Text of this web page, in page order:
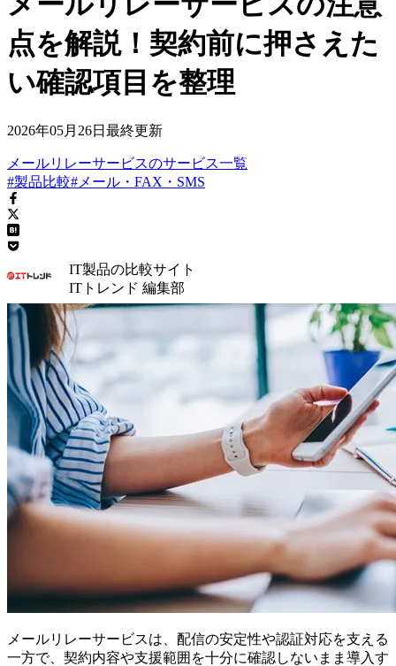
点を解説！契約前に押さえた
い確認項目を整理
2026年05月26日 最終更新
メールリレーサービスのサービス一覧
#製品比較#メール・FAX・SMS
IT製品の比較サイト
ITトレンド 編集部
メールリレーサービスは、配信の安定性や認証対応を支える
一方で、契約内容や支援範囲を十分に確認しないまま導入す